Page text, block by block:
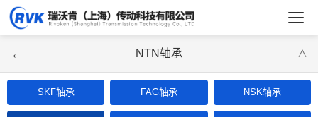
← NTN轴承 ∨
SKF轴承 FAG轴承 NSK轴承